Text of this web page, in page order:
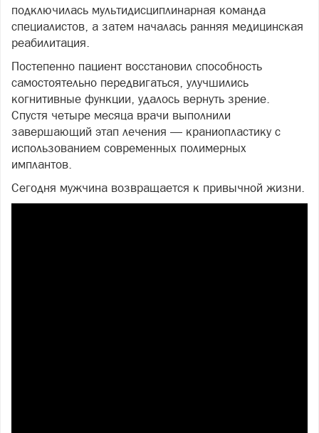
подключилась мультидисциплинарная команда
специалистов, а затем началась ранняя медицинская
реабилитация.
Постепенно пациент восстановил способность
самостоятельно передвигаться, улучшились
когнитивные функции, удалось вернуть зрение.
Спустя четыре месяца врачи выполнили
завершающий этап лечения — краниопластику с
использованием современных полимерных
имплантов.
Сегодня мужчина возвращается к привычной жизни.